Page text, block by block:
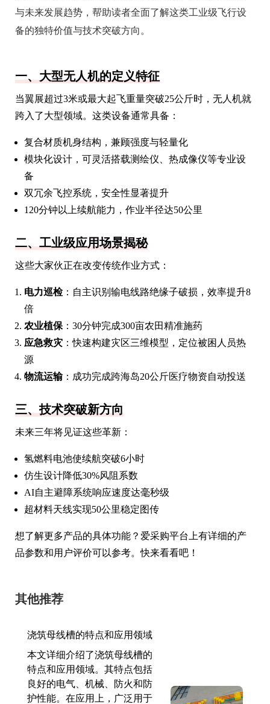
与未来发展趋势，帮助读者全面了解这类工业级飞行设
备的独特价值与技术突破方向。
一、大型无人机的定义特征
当翼展超过3米或最大起飞重量突破25公斤时，无人机就
跨入了大型领域。这类设备通常具备：
复合材质机身结构，兼顾强度与轻量化
模块化设计，可灵活搭载测绘仪、热成像仪等专业设
备
双冗余飞控系统，安全性显著提升
120分钟以上续航能力，作业半径达50公里
二、工业级应用场景揭秘
这些大家伙正在改变传统作业方式：
电力巡检：自主识别输电线路绝缘子破损，效率提升8
倍
农业植保 ：30分钟完成300亩农田精准施药
应急救灾 ：快速构建灾区三维模型，定位被困人员热
源
物流运输：成功完成跨海岛20公斤医疗物资自动投送
三、技术突破新方向
未来三年将见证这些革新：
氢燃料电池使续航突破6小时
仿生设计降低30%风阻系数
AI自主避障系统响应速度达毫秒级
超材料天线实现50公里稳定图传
想了解更多产品的具体功能？爱采购平台上有详细的产
品参数和用户评价可以参考。快来看看吧！
其他推荐
浇筑母线槽的特点和应用领域
本文详细介绍了浇筑母线槽的
特点和应用领域。其特点包括
良好的电气、机械、防火和防
护性能。在应用上，广泛用于